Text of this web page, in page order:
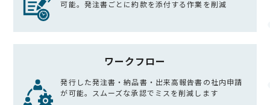
可能。発注書ごとに約款を添付する作業を削減
ワークフロー
発行した発注書・納品書・出来高報告書の社内申請
が可能。スムーズな承認でミスを削減します